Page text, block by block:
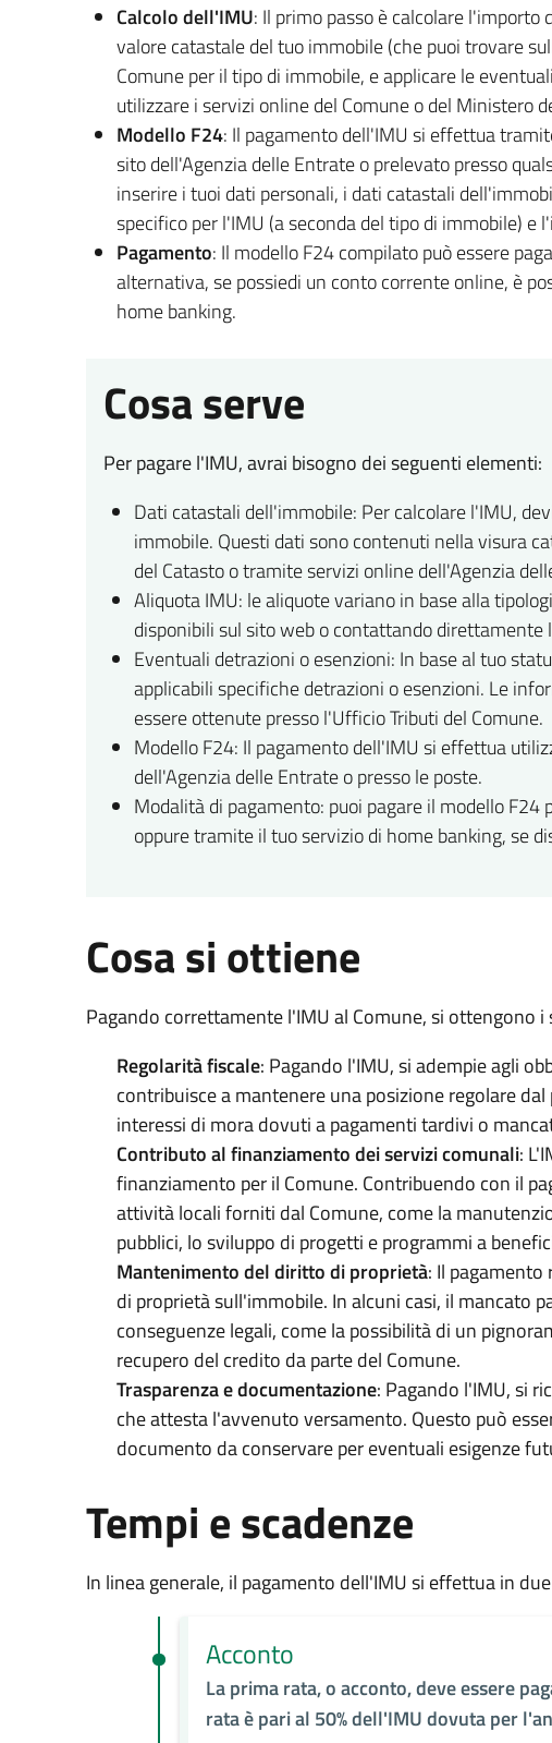
Calcolo dell'IMU: Il primo passo è calcolare
valore catastale del tuo immobile (che puoi trovare
Comune per il tipo di immobile, e applicare le
utilizzare i servizi online del Comune o del Ministero
Modello F24: Il pagamento dell'IMU si effettua
sito dell'Agenzia delle Entrate o prelevato presso
inserire i tuoi dati personali, i dati catastali
specifico per l'IMU (a seconda del tipo di immobile) e
Pagamento: Il modello F24 compilato può essere
alternativa, se possiedi un conto corrente online, è
home banking.
Cosa serve
Per pagare l'IMU, avrai bisogno dei seguenti elementi:
Dati catastali dell'immobile: Per calcolare l'IMU,
immobile. Questi dati sono contenuti nella visura
del Catasto o tramite servizi online dell'Agenzia
Aliquota IMU: le aliquote variano in base alla
disponibili sul sito web o contattando direttamente
Eventuali detrazioni o esenzioni: In base al tuo
applicabili specifiche detrazioni o esenzioni. Le
essere ottenute presso l'Ufficio Tributi del Comune.
Modello F24: Il pagamento dell'IMU si effettua
dell'Agenzia delle Entrate o presso le poste.
Modalità di pagamento: puoi pagare il modello F24
oppure tramite il tuo servizio di home banking, se
Cosa si ottiene
Pagando correttamente l'IMU al Comune, si ottengono i
Regolarità fiscale: Pagando l'IMU, si adempie agli
contribuisce a mantenere una posizione regolare
interessi di mora dovuti a pagamenti tardivi o
Contributo al finanziamento dei servizi comunali:
finanziamento per il Comune. Contribuendo con il
attività locali forniti dal Comune, come la
pubblici, lo sviluppo di progetti e programmi a
Mantenimento del diritto di proprietà: Il
di proprietà sull'immobile. In alcuni casi, il mancato
conseguenze legali, come la possibilità di un
recupero del credito da parte del Comune.
Trasparenza e documentazione: Pagando l'IMU, si
che attesta l'avvenuto versamento. Questo può
documento da conservare per eventuali esigenze
Tempi e scadenze
In linea generale, il pagamento dell'IMU si effettua in
Acconto
La prima rata, o acconto, deve essere
rata è pari al 50% dell'IMU dovuta per